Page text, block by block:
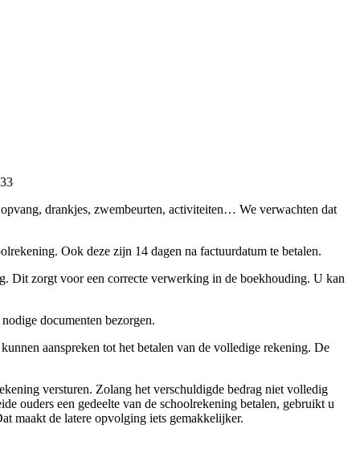
drankjes, zwembeurten, activiteiten… We verwachten dat
Ook deze zijn 14 dagen na factuurdatum te betalen.
Dit zorgt voor een correcte verwerking in de boekhouding. U kan
documenten bezorgen.
aanspreken tot het betalen van de volledige rekening. De
versturen. Zolang het verschuldigde bedrag niet volledig
ouders een gedeelte van de schoolrekening betalen, gebruikt u
maakt de latere opvolging iets gemakkelijker.